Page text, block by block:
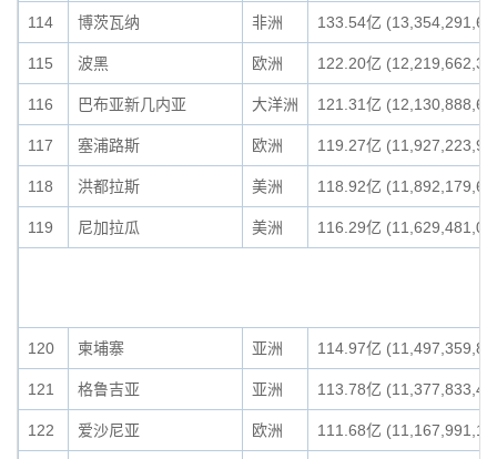
114 博茨瓦纳 非洲 133.54亿
115 波黑 欧洲 122.20亿
116 巴布亚新几内亚 大洋洲 121.31亿
117 塞浦路斯 欧洲 119.27亿
118 洪都拉斯 美洲 118.92亿
119 尼加拉瓜 美洲 116.29亿
120 柬埔寨 亚洲 114.97亿
121 格鲁吉亚 亚洲 113.78亿
122 爱沙尼亚 欧洲 111.68亿